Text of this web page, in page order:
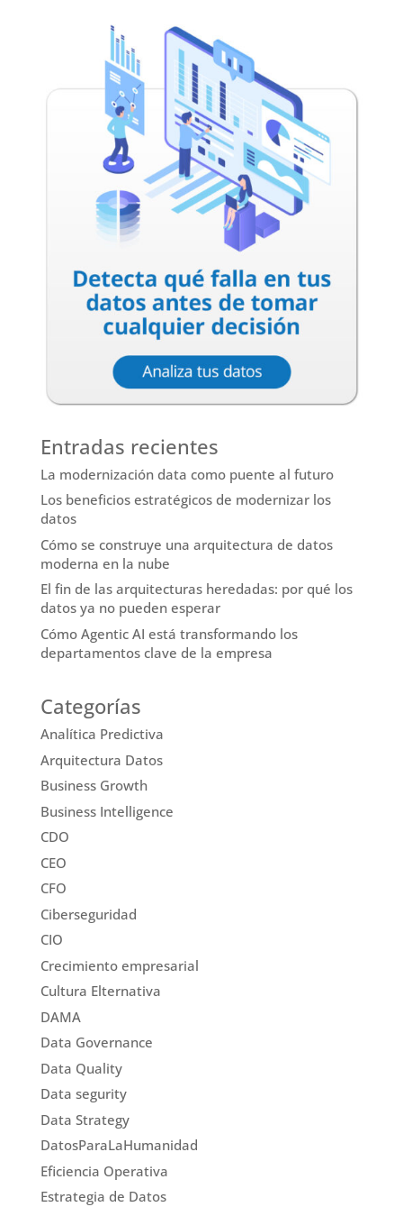
Entradas recientes
La modernización data como puente al futuro
Los beneficios estratégicos de modernizar los
datos
Cómo se construye una arquitectura de datos
moderna en la nube
El fin de las arquitecturas heredadas: por qué los
datos ya no pueden esperar
Cómo Agentic AI está transformando los
departamentos clave de la empresa
Categorías
Analítica Predictiva
Arquitectura Datos
Business Growth
Business Intelligence
CDO
CEO
CFO
Ciberseguridad
CIO
Crecimiento empresarial
Cultura Elternativa
DAMA
Data Governance
Data Quality
Data segurity
Data Strategy
DatosParaLaHumanidad
Eficiencia Operativa
Estrategia de Datos